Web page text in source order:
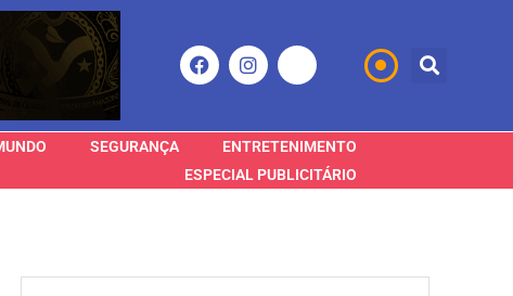
SEGURANÇA
ENTRETENIMENTO
ESPECIAL PUBLICITÁRIO